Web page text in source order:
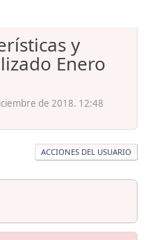
y
Enero
de 2018. 12:48
ACCIONES DEL USUARIO